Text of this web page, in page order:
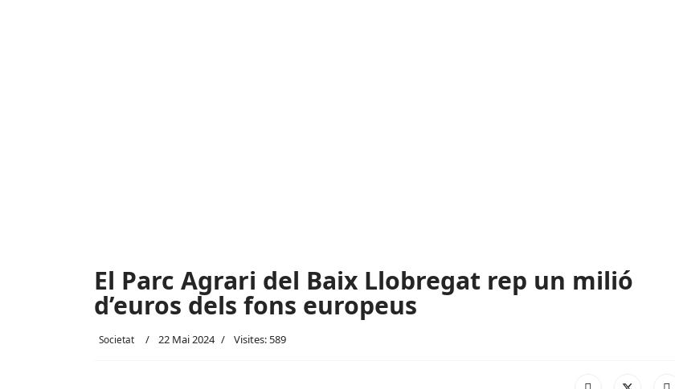
El Parc Agrari del Baix Llobregat rep un milió
d’euros dels fons europeus
Societat 22 Mai 2024 Visites: 589